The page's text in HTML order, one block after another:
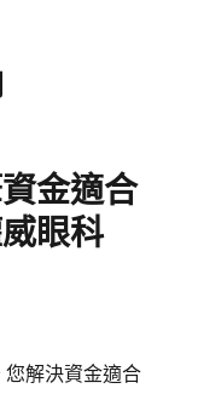
金適合
眼科
您解決資金適合